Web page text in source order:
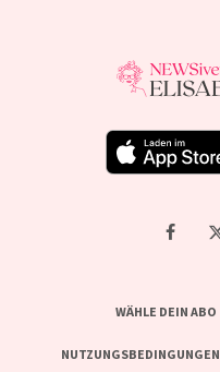
WÄHLE DEIN ABO
NUTZUNGSBEDINGUNGEN